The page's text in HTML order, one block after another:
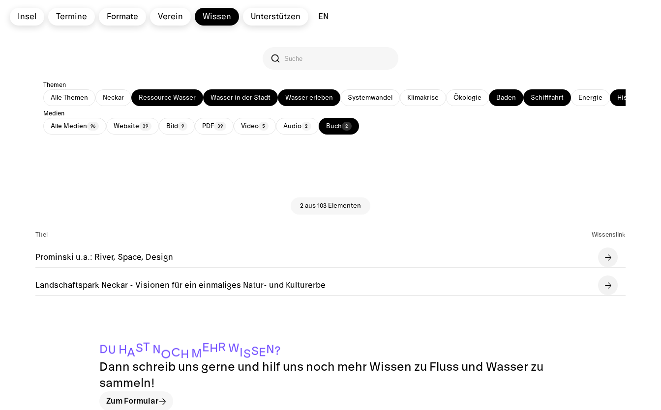
Insel Termine Formate Verein Wissen Unterstützen EN
Themen
Alle Themen Neckar Ressource Wasser Wasser in der Stadt Wasser erleben Systemwandel Klimakrise Ökologie Baden Schifffahrt Energie Historisches
Medien
Alle Medien 96 Website 39 Bild 9 PDF 39 Video 5 Audio 2 Buch 2
2 aus 103 Elementen
Titel Wissenslink
Prominski u.a.: River, Space, Design
Landschaftspark Neckar - Visionen für ein einmaliges Natur- und Kulturerbe
DU H AST N OCH ME H R WISSE N ?
Dann schreib uns gerne und hilf uns noch mehr Wissen zu Fluss und Wasser zu
sammeln!
Zum Formular